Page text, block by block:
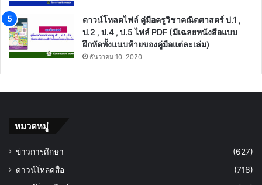
ดาวน์โหลดไฟล์ คู่มือครูวิชาคณิตศาสตร์ ป.1 ,
ป.2 , ป.4 , ป.5 ไฟล์ PDF (มีเฉลยหนังสือแบบ
ฝึกหัดทั้งแนบท้ายของคู่มือแต่ละเล่ม)
ธันวาคม 10, 2020
หมวดหมู่
ข่าวการศึกษา
(627)
ดาวน์โหลดสื่อ
(716)